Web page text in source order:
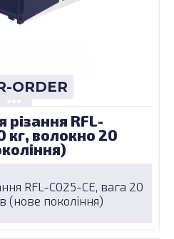
ORDER
різання RFL-
кг, волокно 20
RFL-C025-CE, вага 20
(нове покоління)